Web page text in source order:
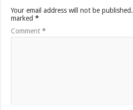
Your email address will not be published.
marked*
Comment*